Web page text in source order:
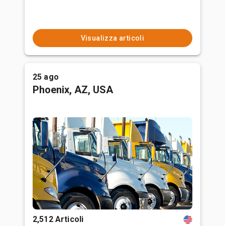
Visualizza articoli
25 ago
Phoenix, AZ, USA
2,512 Articoli